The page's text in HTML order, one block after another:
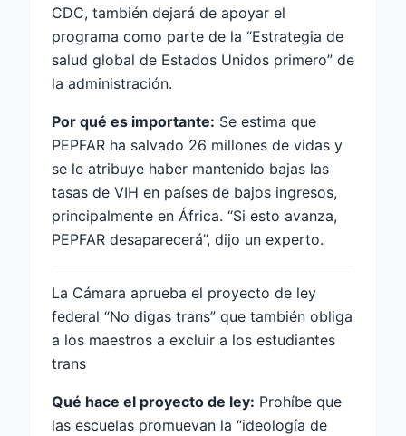
CDC, también dejará de apoyar el
programa como parte de la “Estrategia de
salud global de Estados Unidos primero” de
la administración.
Por qué es importante: Se estima que
PEPFAR ha salvado 26 millones de vidas y
se le atribuye haber mantenido bajas las
tasas de VIH en países de bajos ingresos,
principalmente en África. “Si esto avanza,
PEPFAR desaparecerá”, dijo un experto.
La Cámara aprueba el proyecto de ley
federal “No digas trans” que también obliga
a los maestros a excluir a los estudiantes
trans
Qué hace el proyecto de ley: Prohíbe que
las escuelas promuevan la “ideología de